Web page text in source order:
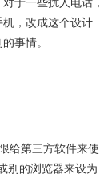
于一些扰人电话，
，改成这个设计
事情。
给第三方软件来使
别的浏览器来设为